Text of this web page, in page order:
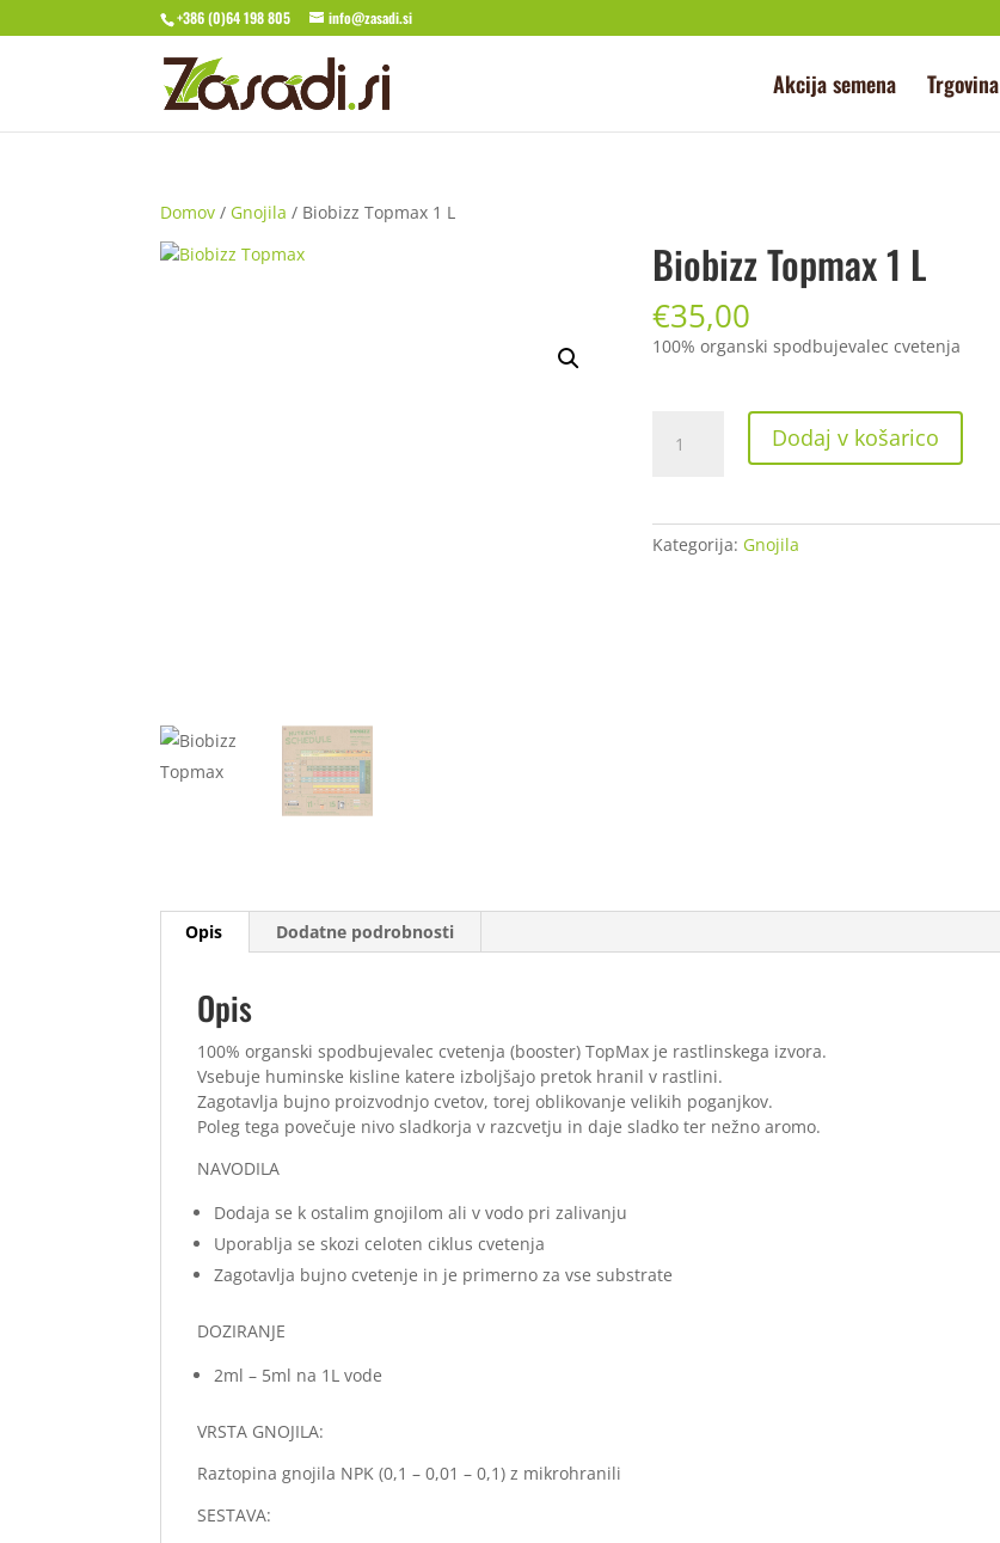
+386 (0)64 198 805 info@zasadi.si
Akcija semena Trgovina
Domov / Gnojila / Biobizz Topmax 1 L
Biobizz Topmax 1 L
€35,00
100% organski spodbujevalec cvetenja
Topmax
količina
Dodaj v košarico
Kategorija: Gnojila
Opis Dodatne podrobnosti
Opis
100% organski spodbujevalec cvetenja (booster) TopMax je rastlinskega izvora.
Vsebuje huminske kisline katere izboljšajo pretok hranil v rastlini.
Zagotavlja bujno proizvodnjo cvetov, torej oblikovanje velikih poganjkov.
Poleg tega povečuje nivo sladkorja v razcvetju in daje sladko ter nežno aromo.
NAVODILA
Dodaja se k ostalim gnojilom ali v vodo pri zalivanju
Uporablja se skozi celoten ciklus cvetenja
Zagotavlja bujno cvetenje in je primerno za vse substrate
DOZIRANJE
2ml – 5ml na 1L vode
VRSTA GNOJILA:
Raztopina gnojila NPK (0,1 – 0,01 – 0,1) z mikrohranili
SESTAVA: